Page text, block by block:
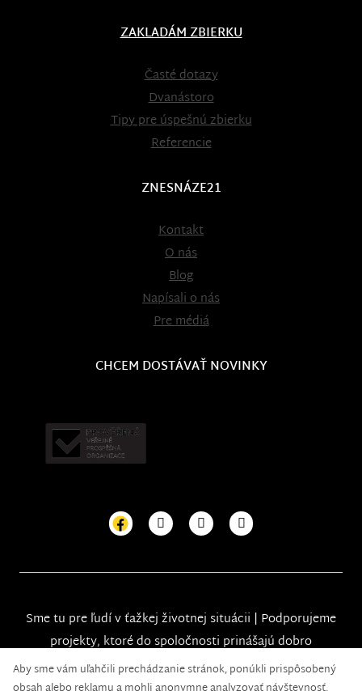
ZAKLADÁM ZBIERKU
Časté dotazy
Dvanástoro
Tipy pre úspešnú zbierku
Referencie
ZNESNÁZE21
Kontakt
O nás
Blog
Napísali o nás
Pre médiá
CHCEM DOSTÁVAŤ NOVINKY
Sme tu pre ľudí v ťažkej životnej situácii | Podporujeme
projekty, ktoré do spoločnosti prinášajú dobro
Aby sme vám uľahčili prechádzanie stránok, ponúkli prispôsobený